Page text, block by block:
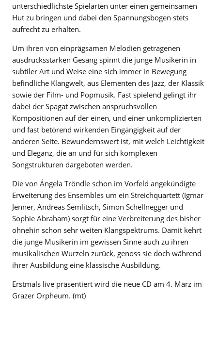
unterschiedlichste Spielarten unter einen gemeinsamen
Hut zu bringen und dabei den Spannungsbogen stets
aufrecht zu erhalten.
Um ihren von einprägsamen Melodien getragenen
ausdrucksstarken Gesang spinnt die junge Musikerin in
subtiler Art und Weise eine sich immer in Bewegung
befindliche Klangwelt, aus Elementen des Jazz, der Klassik
sowie der Film- und Popmusik. Fast spielend gelingt ihr
dabei der Spagat zwischen anspruchsvollen
Kompositionen auf der einen, und einer unkomplizierten
und fast betörend wirkenden Eingängigkeit auf der
anderen Seite. Bewundernswert ist, mit welch Leichtigkeit
und Eleganz, die an und für sich komplexen
Songstrukturen dargeboten werden.
Die von Ángela Tröndle schon im Vorfeld angekündigte
Erweiterung des Ensembles um ein Streichquartett (Igmar
Jenner, Andreas Semlitsch, Simon Schellnegger und
Sophie Abraham) sorgt für eine Verbreiterung des bisher
ohnehin schon sehr weiten Klangspektrums. Damit kehrt
die junge Musikerin im gewissen Sinne auch zu ihren
musikalischen Wurzeln zurück, genoss sie doch während
ihrer Ausbildung eine klassische Ausbildung.
Erstmals live präsentiert wird die neue CD am 4. März im
Grazer Orpheum. (mt)